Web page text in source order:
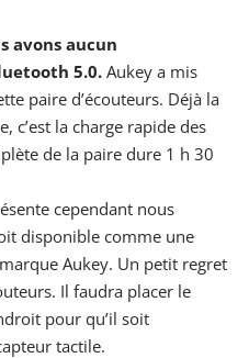
avons aucun
5.0. Aukey a mis
paire d’écouteurs. Déjà la
c’est la charge rapide des
de la paire dure 1 h 30
cependant nous
disponible comme une
Aukey. Un petit regret
Il faudra placer le
pour qu’il soit
tactile.